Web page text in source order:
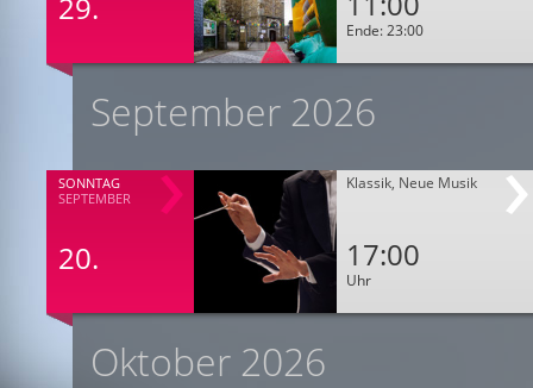
Ende: 23:00
September 2026
SONNTAG
SEPTEMBER
20.
Klassik, Neue Musik
17:00
Uhr
Oktober 2026